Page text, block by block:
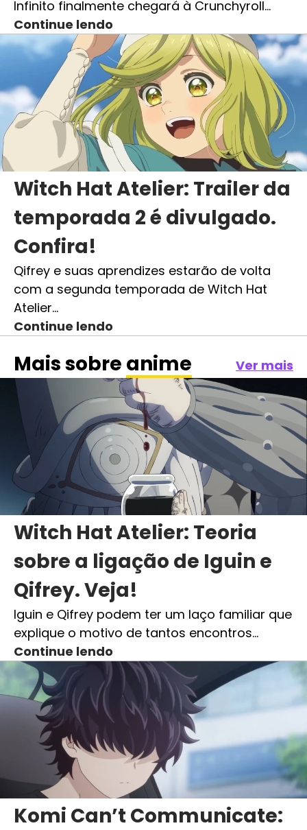
Infinito finalmente chegará à Crunchyroll…
Continue lendo
Witch Hat Atelier: Trailer da
temporada 2 é divulgado.
Confira!
Qifrey e suas aprendizes estarão de volta
com a segunda temporada de Witch Hat
Atelier…
Continue lendo
Mais sobre anime Ver mais
Witch Hat Atelier: Teoria
sobre a ligação de Iguin e
Qifrey. Veja!
Iguin e Qifrey podem ter um laço familiar que
explique o motivo de tantos encontros…
Continue lendo
Komi Can’t Communicate: